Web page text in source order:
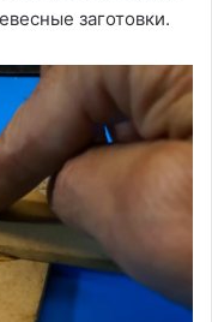
заготовки.